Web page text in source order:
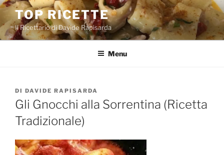
Salta
contenuto
TOP RICETTE
Il Ricettario di Davide Rapisarda
Menu
PUBBLICATO
IL
DI DAVIDE RAPISARDA
Gli Gnocchi alla Sorrentina (Ricetta
Tradizionale)